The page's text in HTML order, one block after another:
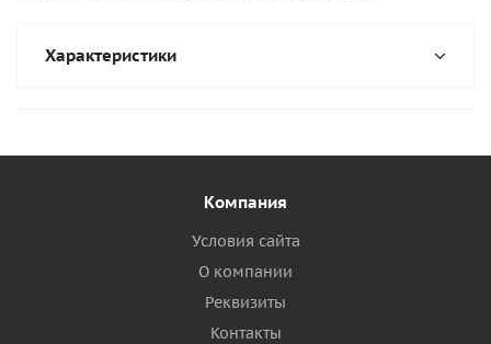
Характеристики
Компания
Условия сайта
О компании
Реквизиты
Контакты